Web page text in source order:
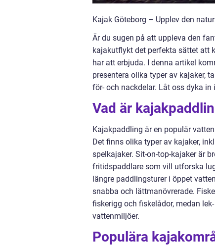
Kajak Göteborg – Upplev den
Är du sugen på att uppleva den
kajakutflykt det perfekta sättet att
har att erbjuda. I denna artikel
presentera olika typer av kajaker,
för- och nackdelar. Låt oss dyka
Vad är
Kajakpaddling är en populär
Det finns olika typer av kajaker,
spelkajaker. Sit-on-top-kajaker är
fritidspaddlare som vill utforska
längre paddlingsturer i öppet
snabba och lättmanövrerade.
fiskerigg och fiskelådor, medan
vattenmiljöer.
Populära